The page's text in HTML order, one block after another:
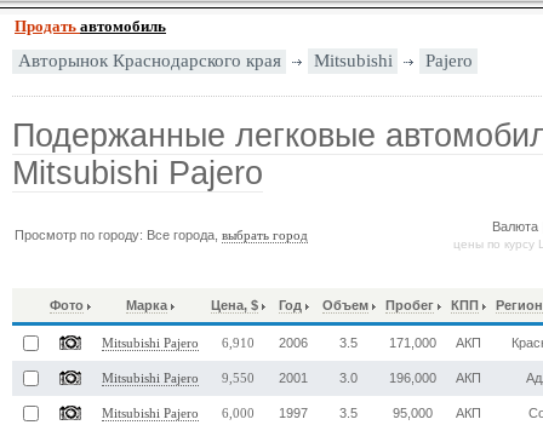
Продать автомобиль
Авторынок Краснодарского края Mitsubishi Pajero
Подержанные легковые
Mitsubishi Pajero
Просмотр по городу: Все города,выбрать город
цены по
Фото Марка Цена, $ Год Объем Пробег КПП
Mitsubishi Pajero 6,910 2006 3.5 171,000 АКП
Mitsubishi Pajero 9,550 2001 3.0 196,000 АКП
Mitsubishi Pajero 6,000 1997 3.5 95,000 АКП